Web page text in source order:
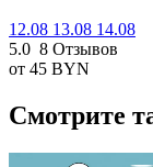
12.08 13.08 14.08
5.0 8 Отзывов
от 45 BYN
Смотрите